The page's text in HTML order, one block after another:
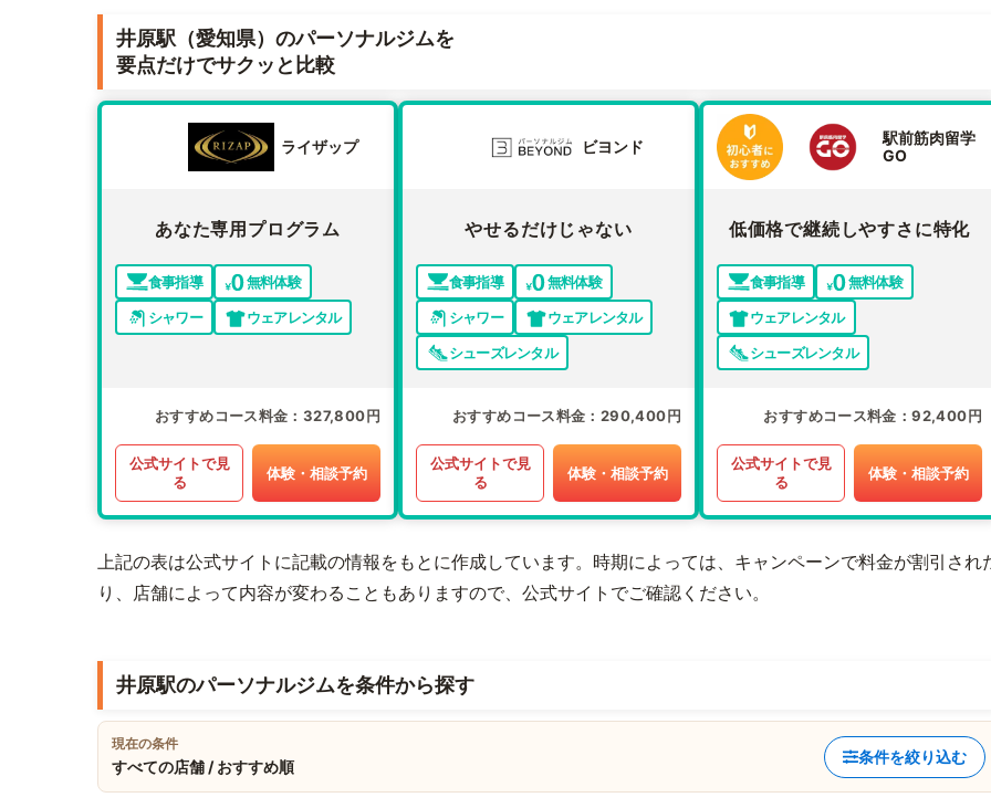
井原駅（愛知県）のパーソナルジムを
要点だけでサクッと比較
ライザップ
あなた専用プログラム
食事指導
無料体験
シャワー
ウェアレンタル
おすすめコース料金 327,800円
公式サイトで見
る
体験・相談予約
ビヨンド
やせるだけじゃない
食事指導
無料体験
シャワー
ウェアレンタル
シューズレンタル
おすすめコース料金 290,400円
公式サイトで見
る
体験・相談予約
駅前筋肉留学
GO
低価格で継続しやすさに特化
食事指導
無料体験
ウェアレンタル
シューズレンタル
おすすめコース料金 92,400円
公式サイトで見
る
体験・相談予約
上記の表は公式サイトに記載の情報をもとに作成しています。時期によっては、キャンペーンで料金が割引され
り、店舗によって内容が変わることもありますので、公式サイトでご確認ください。
井原駅のパーソナルジムを条件から探す
現在の条件
すべての店舗 / おすすめ順
条件を絞り込む